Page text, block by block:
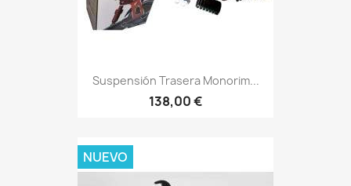
Suspensión Trasera Monorim...
138,00 €
NUEVO